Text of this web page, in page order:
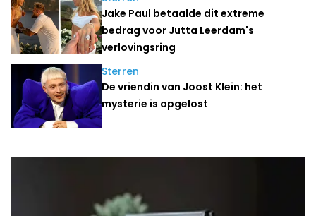
Jake Paul betaalde dit extreme
bedrag voor Jutta Leerdam's
verlovingsring
Sterren
De vriendin van Joost Klein: het
mysterie is opgelost
Laatste nieuws